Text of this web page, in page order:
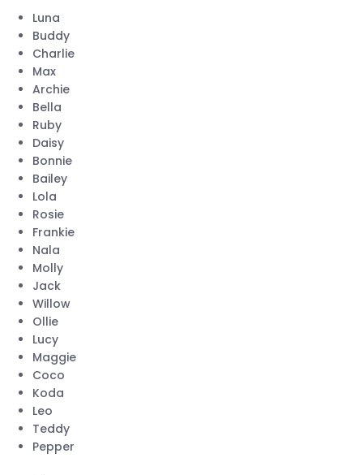
Luna
Buddy
Charlie
Max
Archie
Bella
Ruby
Daisy
Bonnie
Bailey
Lola
Rosie
Frankie
Nala
Molly
Jack
Willow
Ollie
Lucy
Maggie
Coco
Koda
Leo
Teddy
Pepper